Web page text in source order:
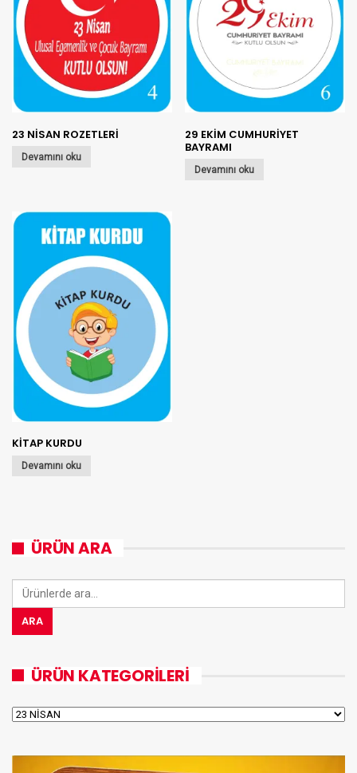
23 NİSAN ROZETLERİ
Devamını oku
29 EKİM CUMHURİYET
BAYRAMI
Devamını oku
KİTAP KURDU
Devamını oku
ÜRÜN ARA
Ara:
ARA
ÜRÜN KATEGORILERI